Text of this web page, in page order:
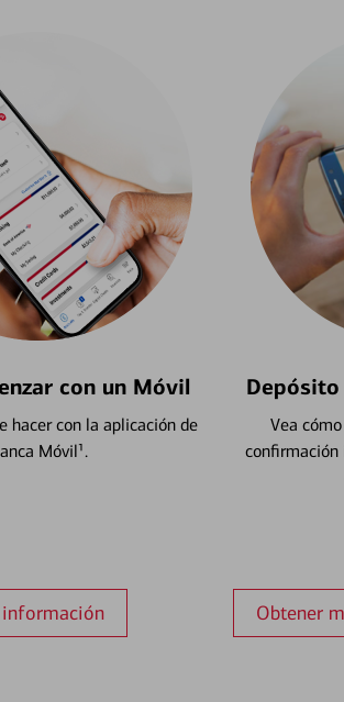
con un Móvil
hacer con la aplicación de
Móvil¹.
Depósito
Vea
confirmación
Obtener